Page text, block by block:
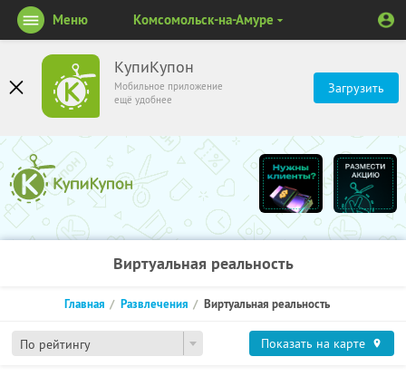
КупиКупон
Мобильное приложение
ещё удобнее
Загрузить
Меню Комсомольск-на-Амуре
Виртуальная реальность
По рейтингу
Главная Развлечения Виртуальная реальность
Показать на карте